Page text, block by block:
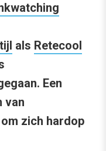
als Retecool
Een
van
zich hardop